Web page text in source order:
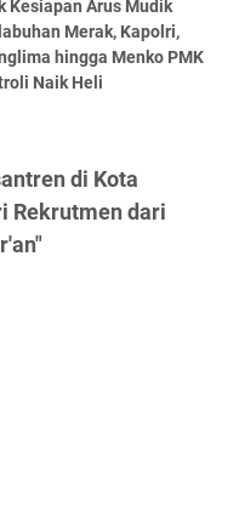
Kesiapan Arus Mudik
Merak, Kapolri,
hingga Menko PMK
Naik Heli
di Kota
Rekrutmen dari